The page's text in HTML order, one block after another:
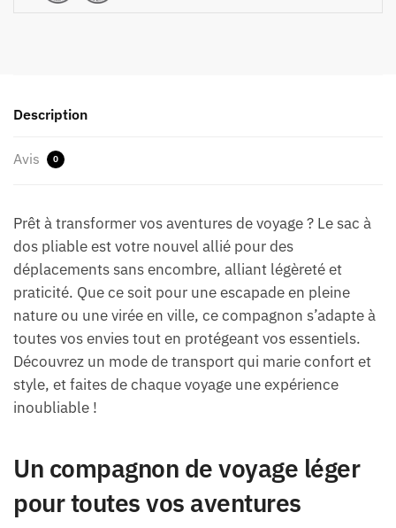
Description
Avis 0
Prêt à transformer vos aventures de voyage ? Le sac à
dos pliable est votre nouvel allié pour des
déplacements sans encombre, alliant légèreté et
praticité. Que ce soit pour une escapade en pleine
nature ou une virée en ville, ce compagnon s’adapte à
toutes vos envies tout en protégeant vos essentiels.
Découvrez un mode de transport qui marie confort et
style, et faites de chaque voyage une expérience
inoubliable !
Un compagnon de voyage léger
pour toutes vos aventures